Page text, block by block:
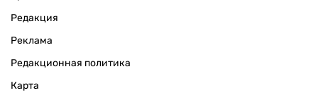
Редакция
Реклама
Редакционная политика
Карта